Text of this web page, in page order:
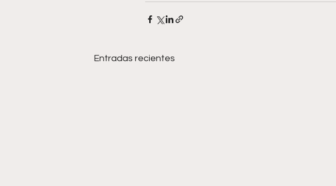
Entradas recientes